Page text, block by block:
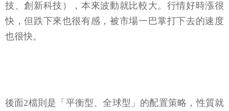
技、創新科技），本來波動就比較大。行情好時漲很
快，但跌下來也很有感，被市場一巴掌打下去的速度
也很快。
後面2檔則是「平衡型、全球型」的配置策略，性質就